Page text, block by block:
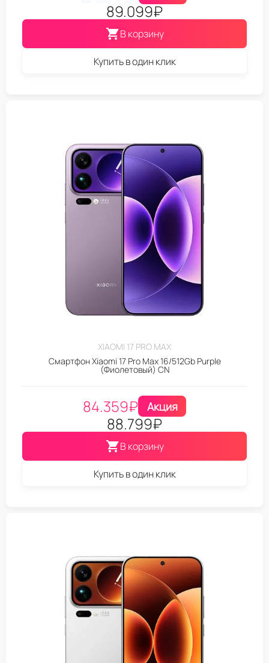
89.099₽
В корзину
Купить в один клик
XIAOMI 17 PRO MAX
Смартфон Xiaomi 17 Pro Max 16/512Gb Purple
(Фиолетовый) CN
84.359₽ Акция
88.799₽
В корзину
Купить в один клик